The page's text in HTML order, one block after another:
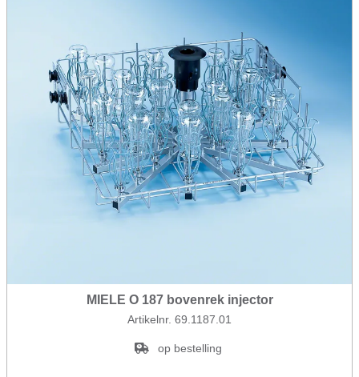
MIELE O 187 bovenrek injector
Artikelnr. 69.1187.01
op bestelling